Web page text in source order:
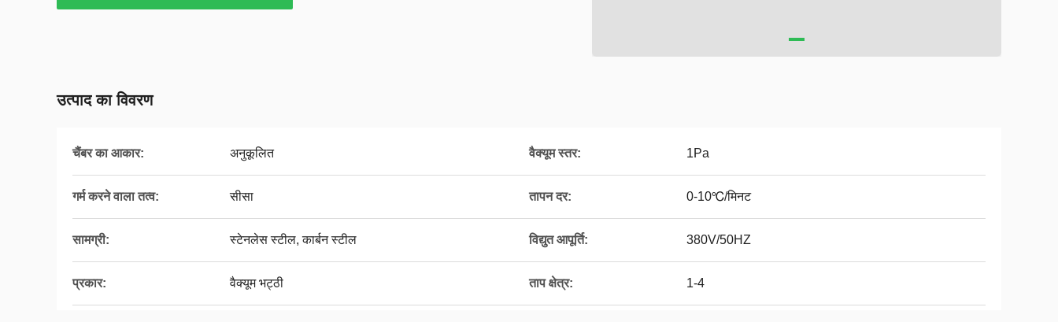
उत्पाद का विवरण
चैंबर का आकार: अनुकूलित वैक्यूम स्तर: 1Pa
गर्म करने वाला तत्व: सीसा तापन दर: 0-10℃/मिनट
सामग्री: स्टेनलेस स्टील, कार्बन स्टील विद्युत आपूर्ति: 380V/50HZ
प्रकार: वैक्यूम भट्ठी ताप क्षेत्र: 1-4